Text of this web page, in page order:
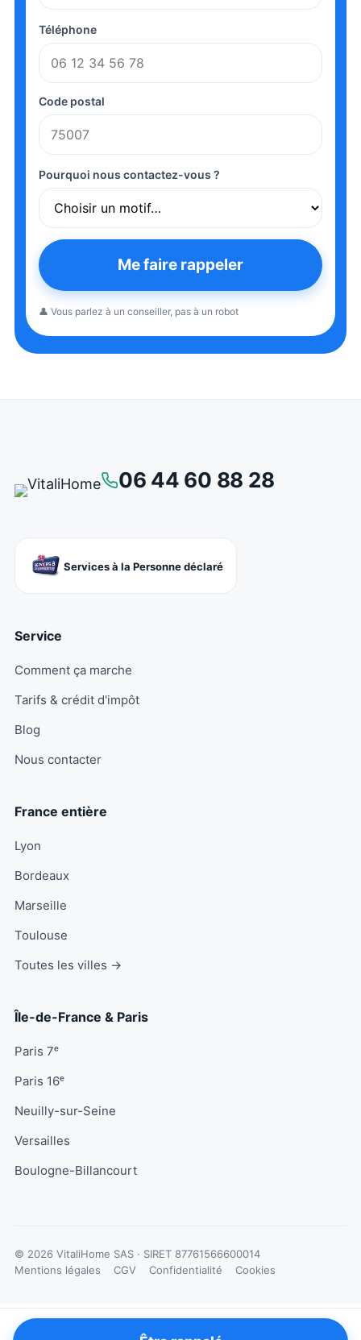
Téléphone
Code postal
Pourquoi nous contactez-vous ?
Me faire rappeler
👤 Vous parlez à un conseiller, pas à un robot
06 44 60 88 28
Services à la Personne déclaré
Service
Comment ça marche
Tarifs & crédit d'impôt
Blog
Nous contacter
France entière
Lyon
Bordeaux
Marseille
Toulouse
Toutes les villes →
Île-de-France & Paris
Paris 7ᵉ
Paris 16ᵉ
Neuilly-sur-Seine
Versailles
Boulogne-Billancourt
© 2026 VitaliHome SAS · SIRET 87761566600014
Mentions légales
CGV Confidentialité Cookies